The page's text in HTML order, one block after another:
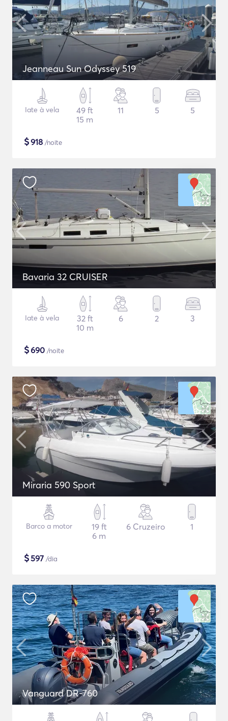
Jeanneau Sun Odyssey 519
Iate à vela
49 ft
15 m
11 5 5
$918 /noite
Bavaria 32 CRUISER
Iate à vela
32 ft
10 m
6 2 3
$690 /noite
Miraria 590 Sport
Barco a motor
19 ft
6 m
6 Cruzeiro 1
$597 /dia
Vanguard DR-760